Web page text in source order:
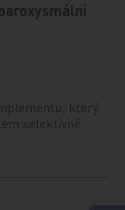
který
selektivně